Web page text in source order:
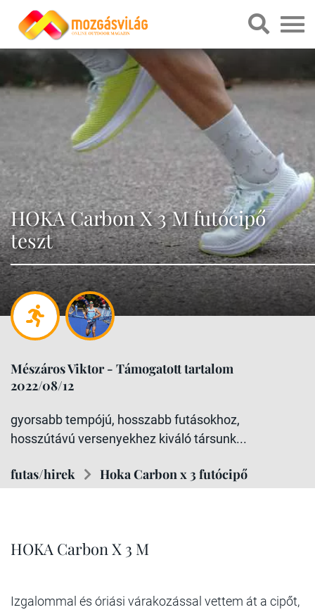
HOKA Carbon X 3 M futócipő
teszt
Mészáros Viktor - Támogatott tartalom
2022/08/12
gyorsabb tempójú, hosszabb futásokhoz,
hosszútávú versenyekhez kiváló társunk...
futas/hirek Hoka Carbon x 3 futócipő
HOKA Carbon X 3 M
Izgalommal és óriási várakozással vettem át a cipőt,